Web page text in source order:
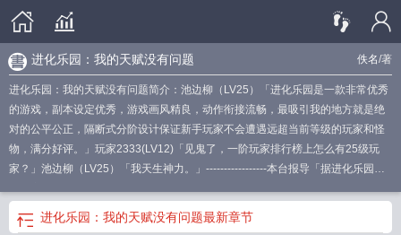
佚名/著
进化乐园：我的天赋没有问题
进化乐园：我的天赋没有问题简介：池边柳（LV25）「进化乐园是一款非常优秀
的游戏，副本设定优秀，游戏画风精良，动作衔接流畅，最吸引我的地方就是绝
对的公平公正，隔断式分阶设计保证新手玩家不会遭遇远超当前等级的玩家和怪
物，满分好评。」玩家2333(LV12)「见鬼了，一阶玩家排行榜上怎么有25级玩
家？」池边柳（LV25）「我天生神力。」-----------------本台报导「据进化乐园第
赋没有问题葬身宝剑 进化乐园我的天赋没有问题 进化乐园我的天赋没有问题篱
笆 进化乐园我的天赋没有问题libahao
进化乐园：我的天赋没有问题最新章节